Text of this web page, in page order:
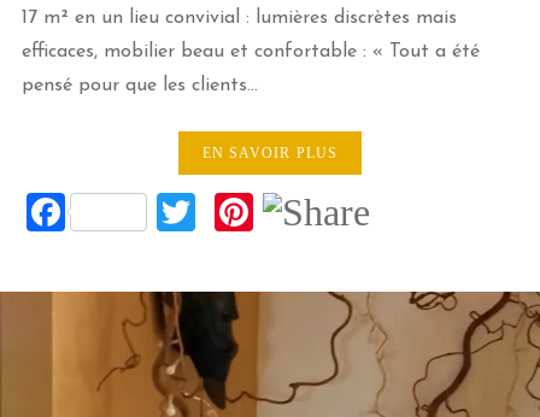
17 m² en un lieu convivial : lumières discrètes mais
efficaces, mobilier beau et confortable : « Tout a été
pensé pour que les clients…
EN SAVOIR PLUS
Facebook TwitterPinterest